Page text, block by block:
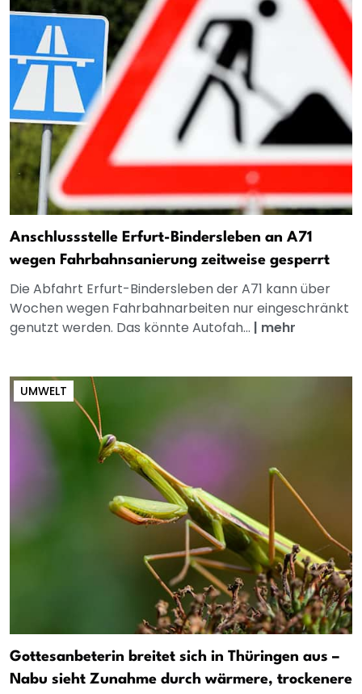
Anschlussstelle Erfurt-Bindersleben an A71
wegen Fahrbahnsanierung zeitweise gesperrt
Die Abfahrt Erfurt-Bindersleben der A71 kann über
Wochen wegen Fahrbahnarbeiten nur eingeschränkt
genutzt werden. Das könnte Autofah... | mehr
UMWELT
Gottesanbeterin breitet sich in Thüringen aus –
Nabu sieht Zunahme durch wärmere, trockenere